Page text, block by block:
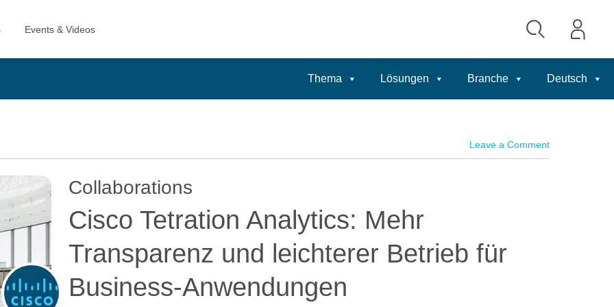
Thema Lösungen Branche Deutsch
Leave a Comment
Collaborations
Cisco Tetration Analytics: Mehr
Transparenz und leichterer Betrieb für
Business-Anwendungen